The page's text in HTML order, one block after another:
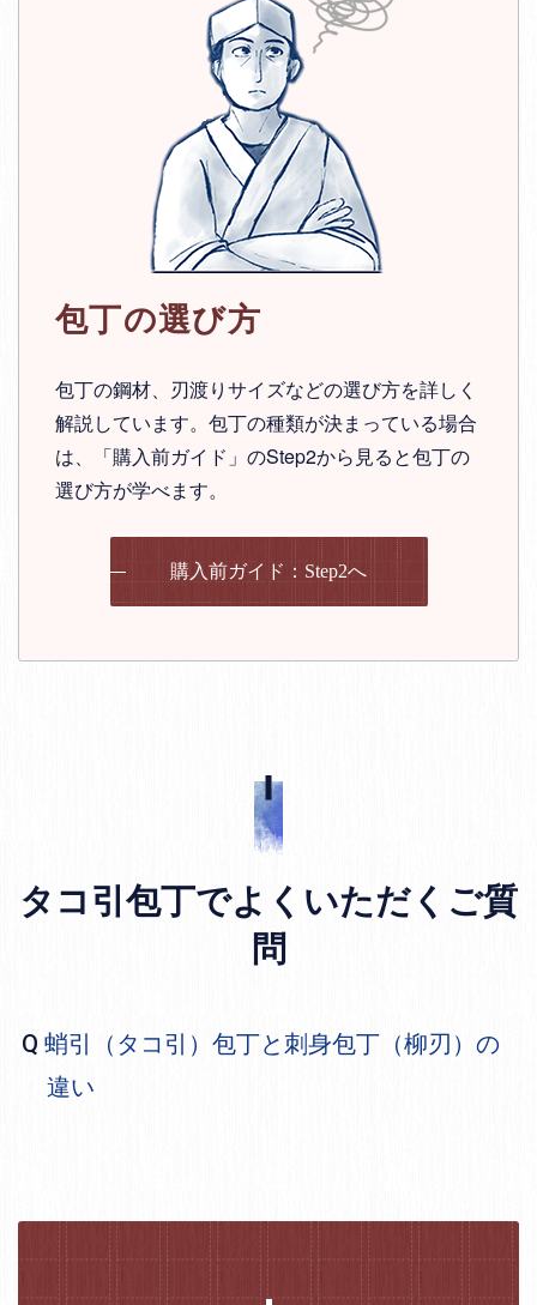
包丁の選び方
包丁の鋼材、刃渡りサイズなどの選び方を詳しく
解説しています。包丁の種類が決まっている場合
は、「購入前ガイド」のStep2から見ると包丁の
選び方が学べます。
購入前ガイド：Step2へ
タコ引包丁でよくいただくご質
問
蛸引（タコ引）包丁と刺身包丁（柳刃）の
違い